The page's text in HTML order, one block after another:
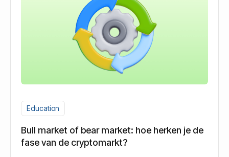
Education
Bull market of bear market: hoe herken je de
fase van de cryptomarkt?